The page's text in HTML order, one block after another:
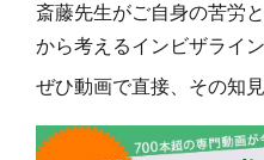
斎藤先生がご自身の苦労
から考えるインビザライ
ぜひ動画で直接、その知